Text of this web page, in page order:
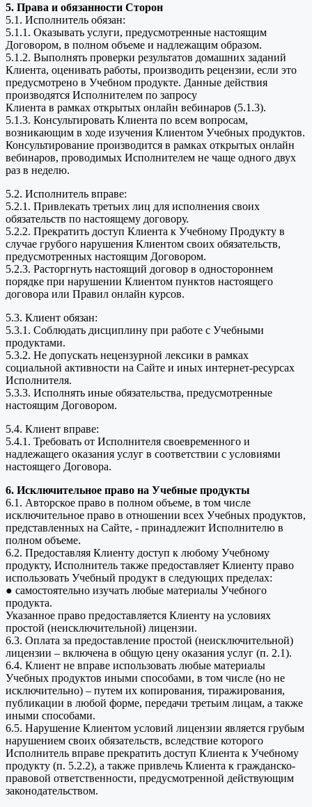
5. Права и обязанности Сторон
5.1. Исполнитель обязан:
5.1.1. Оказывать услуги, предусмотренные настоящим
Договором, в полном объеме и надлежащим образом.
5.1.2. Выполнять проверки результатов домашних заданий
Клиента, оценивать работы, производить рецензии, если это
предусмотрено в Учебном продукте. Данные действия
производятся Исполнителем по запросу
Клиента в рамках открытых онлайн вебинаров (5.1.3).
5.1.3. Консультировать Клиента по всем вопросам,
возникающим в ходе изучения Клиентом Учебных продуктов.
Консультирование производится в рамках открытых онлайн
вебинаров, проводимых Исполнителем не чаще одного двух
раз в неделю.
5.2. Исполнитель вправе:
5.2.1. Привлекать третьих лиц для исполнения своих
обязательств по настоящему договору.
5.2.2. Прекратить доступ Клиента к Учебному Продукту в
случае грубого нарушения Клиентом своих обязательств,
предусмотренных настоящим Договором.
5.2.3. Расторгнуть настоящий договор в одностороннем
порядке при нарушении Клиентом пунктов настоящего
договора или Правил онлайн курсов.
5.3. Клиент обязан:
5.3.1. Соблюдать дисциплину при работе с Учебными
продуктами.
5.3.2. Не допускать нецензурной лексики в рамках
социальной активности на Сайте и иных интернет-ресурсах
Исполнителя.
5.3.3. Исполнять иные обязательства, предусмотренные
настоящим Договором.
5.4. Клиент вправе:
5.4.1. Требовать от Исполнителя своевременного и
надлежащего оказания услуг в соответствии с условиями
настоящего Договора.
6. Исключительное право на Учебные продукты
6.1. Авторское право в полном объеме, в том числе
исключительное право в отношении всех Учебных продуктов,
представленных на Сайте, - принадлежит Исполнителю в
полном объеме.
6.2. Предоставляя Клиенту доступ к любому Учебному
продукту, Исполнитель также предоставляет Клиенту право
использовать Учебный продукт в следующих пределах:
● самостоятельно изучать любые материалы Учебного
продукта.
Указанное право предоставляется Клиенту на условиях
простой (неисключительной) лицензии.
6.3. Оплата за предоставление простой (неисключительной)
лицензии – включена в общую цену оказания услуг (п. 2.1).
6.4. Клиент не вправе использовать любые материалы
Учебных продуктов иными способами, в том числе (но не
исключительно) – путем их копирования, тиражирования,
публикации в любой форме, передачи третьим лицам, а также
иными способами.
6.5. Нарушение Клиентом условий лицензии является грубым
нарушением своих обязательств, вследствие которого
Исполнитель вправе прекратить доступ Клиента к Учебному
продукту (п. 5.2.2), а также привлечь Клиента к гражданско-
правовой ответственности, предусмотренной действующим
законодательством.